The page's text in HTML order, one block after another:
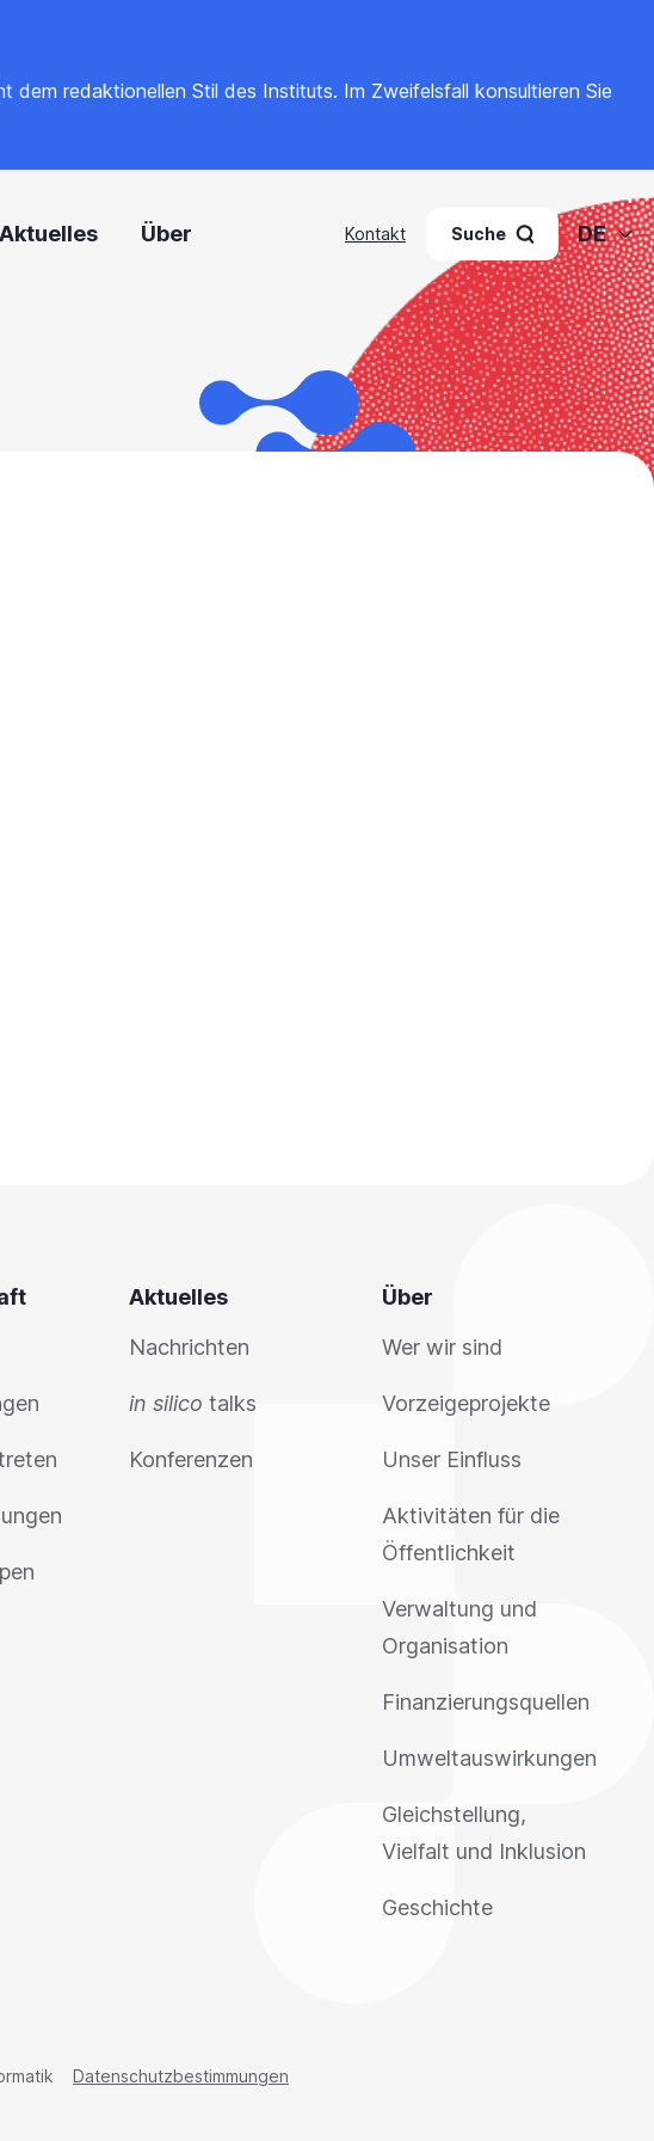
redaktionellen Stil des Instituts. Im Zweifelsfall konsultieren Sie
Aktuelles Über Kontakt Suche DE
Aktuelles
Nachrichten
in silico talks
Konferenzen
Über
Wer wir sind
Vorzeigeprojekte
Unser Einfluss
Aktivitäten für die
Öffentlichkeit
Verwaltung und
Organisation
Finanzierungsquellen
Umweltauswirkungen
Gleichstellung,
Vielfalt und Inklusion
Geschichte
Datenschutzbestimmungen